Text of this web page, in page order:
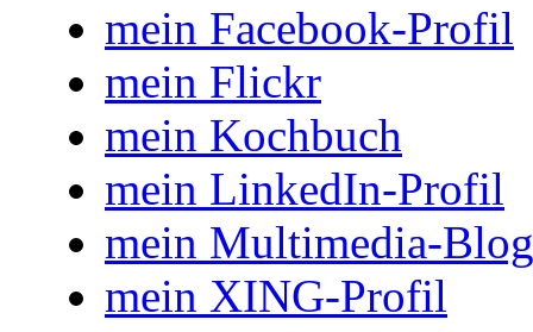
mein Facebook-Profil
mein Flickr
mein Kochbuch
mein LinkedIn-Profil
mein Multimedia-Blog
mein XING-Profil